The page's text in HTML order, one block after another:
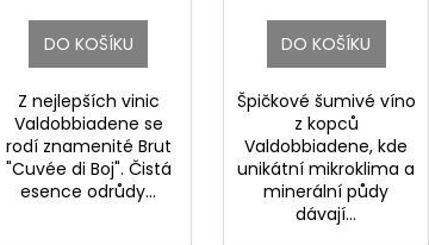
DO KOŠÍKU
Z nejlepších vinic
Valdobbiadene se
rodí znamenité Brut
"Cuvée di Boj". Čistá
esence odrůdy...
DO KOŠÍKU
Špičkové šumivé víno
z kopců
Valdobbiadene, kde
unikátní mikroklima a
minerální půdy
dávají...